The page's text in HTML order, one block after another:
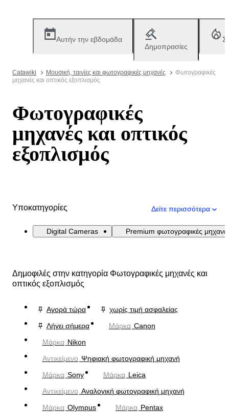
Αυτήν την εβδομάδα
Δημοπρασίες
Catawiki Μουσική, ταινίες και φωτογραφικές μηχανές
Φωτογραφικές
μηχανές και οπτικός εξοπλισμός
Φωτογραφικές
μηχανές και οπτικός
εξοπλισμός
Υποκατηγορίες Δείτε περισσότερα
Digital Cameras Premium φωτογραφικές
Δημοφιλές στην κατηγορία Φωτογραφικές μηχανές και
οπτικός εξοπλισμός
Αγορά τώρα
χωρίς τιμή ασφαλείας
Λήγει σήμερα
Μάρκα Canon
Μάρκα Nikon
Αντικείμενο Ψηφιακή φωτογραφική μηχανή
Μάρκα Sony Μάρκα Leica
Αντικείμενο Αναλογική φωτογραφική μηχανή
Μάρκα Olympus Μάρκα Pentax